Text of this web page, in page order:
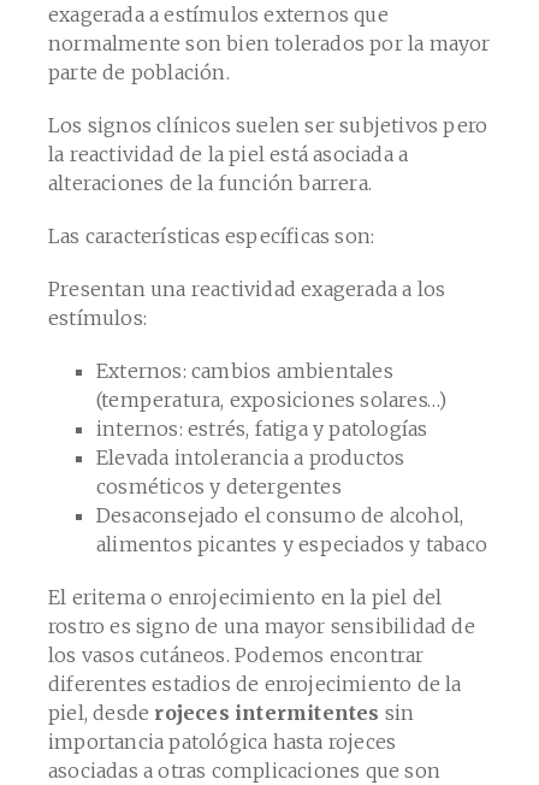
exagerada a estímulos externos que
normalmente son bien tolerados por la mayor
parte de población.
Los signos clínicos suelen ser subjetivos pero
la reactividad de la piel está asociada a
alteraciones de la función barrera.
Las características específicas son:
Presentan una reactividad exagerada a los
estímulos:
Externos: cambios ambientales
(temperatura, exposiciones solares…)
internos: estrés, fatiga y patologías
Elevada intolerancia a productos
cosméticos y detergentes
Desaconsejado el consumo de alcohol,
alimentos picantes y especiados y tabaco
El eritema o enrojecimiento en la piel del
rostro es signo de una mayor sensibilidad de
los vasos cutáneos. Podemos encontrar
diferentes estadios de enrojecimiento de la
piel, desde rojeces intermitentes sin
importancia patológica hasta rojeces
asociadas a otras complicaciones que son